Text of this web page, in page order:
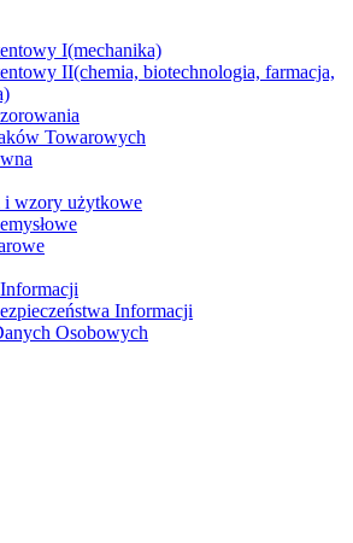
I(mechanika)
II(chemia, biotechnologia, farmacja,
Towarowych
i wzory użytkowe
Informacji
Osobowych